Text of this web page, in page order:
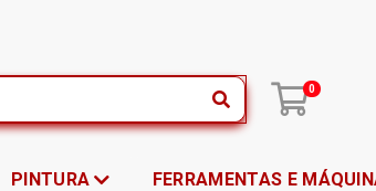
0
PINTURA FERRAMENTAS E